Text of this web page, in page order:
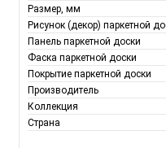
Размер, мм
Рисунок (декор) паркетной
Панель паркетной доски
Фаска паркетной доски
Покрытие паркетной доски
Производитель
Коллекция
Страна